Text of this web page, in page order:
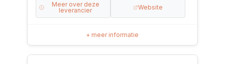
Meer over deze
leverancier
Website
+ meer informatie